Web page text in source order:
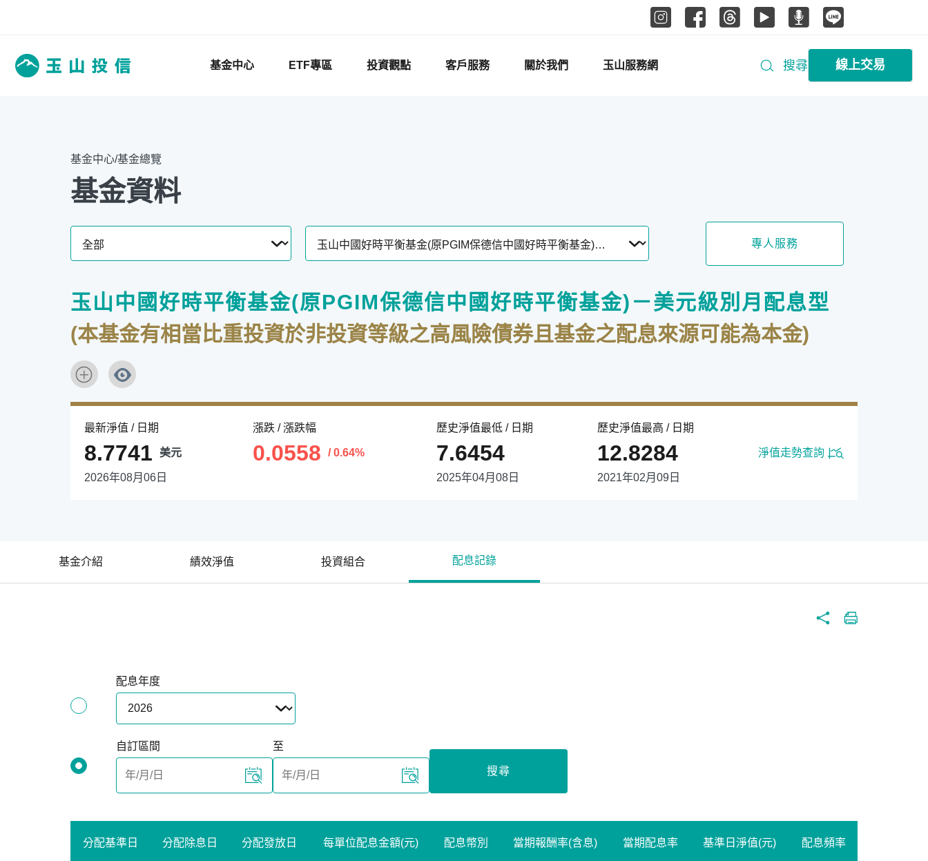
基金中心 ETF專區 投資觀點 客戶服務 關於我們 玉山服務網 搜尋 線上交易
基金中心/基金總覽
基金資料
專人服務
玉山中國好時平衡基金(原PGIM保德信中國好時平衡基金)－美元級別月配息型
(本基金有相當比重投資於非投資等級之高風險債券且基金之配息來源可能為本金)
最新淨值 / 日期
8.7741 美元
2026年08月06日
漲跌 / 漲跌幅
0.0558 / 0.64%
歷史淨值最低 / 日期
7.6454
2025年04月08日
歷史淨值最高 / 日期
12.8284
2021年02月09日
淨值走勢查詢
基金介紹 績效淨值 投資組合 配息記錄
配息年度
自訂區間 至
搜尋
分配基準日 分配除息日 分配發放日 每單位配息金額(元) 配息幣別 當期報酬率(含息) 當期配息率 基準日淨值(元) 配息頻率